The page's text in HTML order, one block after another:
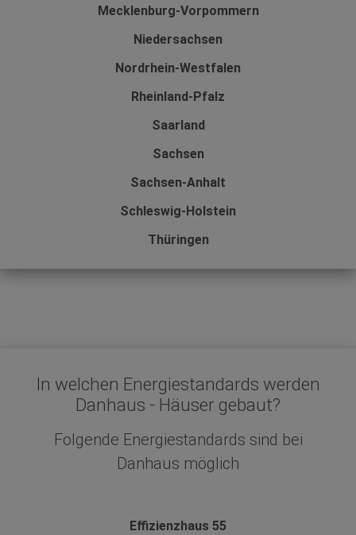
Mecklenburg-Vorpommern
Niedersachsen
Nordrhein-Westfalen
Rheinland-Pfalz
Saarland
Sachsen
Sachsen-Anhalt
Schleswig-Holstein
Thüringen
In welchen Energiestandards werden
Danhaus - Häuser gebaut?
Folgende Energiestandards sind bei
Danhaus möglich
Effizienzhaus 55